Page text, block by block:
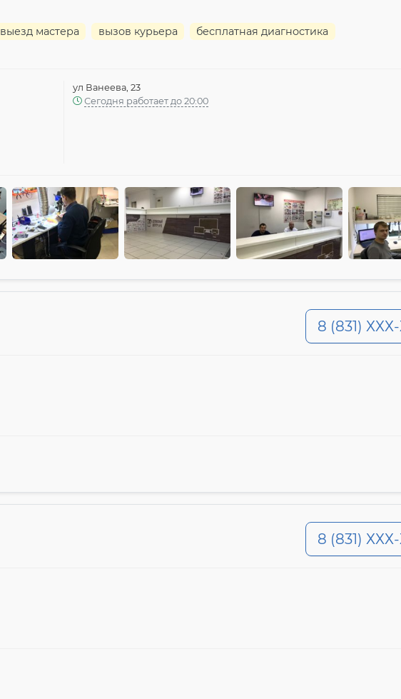
выезд мастера вызов курьера бесплатная диагностика
ул Ванеева, 23
Сегодня работает до 20:00
8 (831)
8 (831)